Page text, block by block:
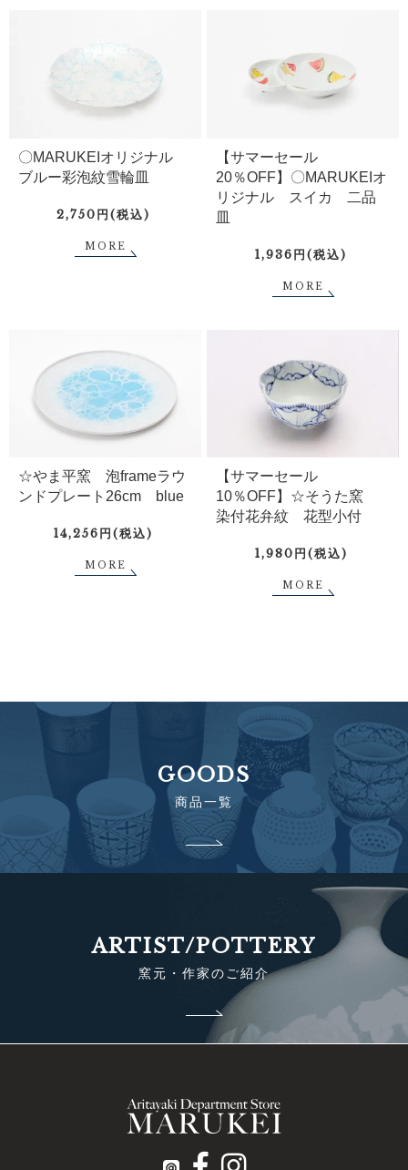
〇MARUKEIオリジナル
ブルー彩泡紋雪輪皿
2,750円(税込)
MORE
【サマーセール
20％OFF】〇MARUKEIオ
リジナル スイカ 二品
皿
1,936円(税込)
MORE
☆やま平窯 泡frameラウ
ンドプレート26cm blue
14,256円(税込)
MORE
【サマーセール
10％OFF】☆そうた窯
染付花弁紋 花型小付
1,980円(税込)
MORE
GOODS
商品一覧
ARTIST/POTTERY
窯元・作家のご紹介